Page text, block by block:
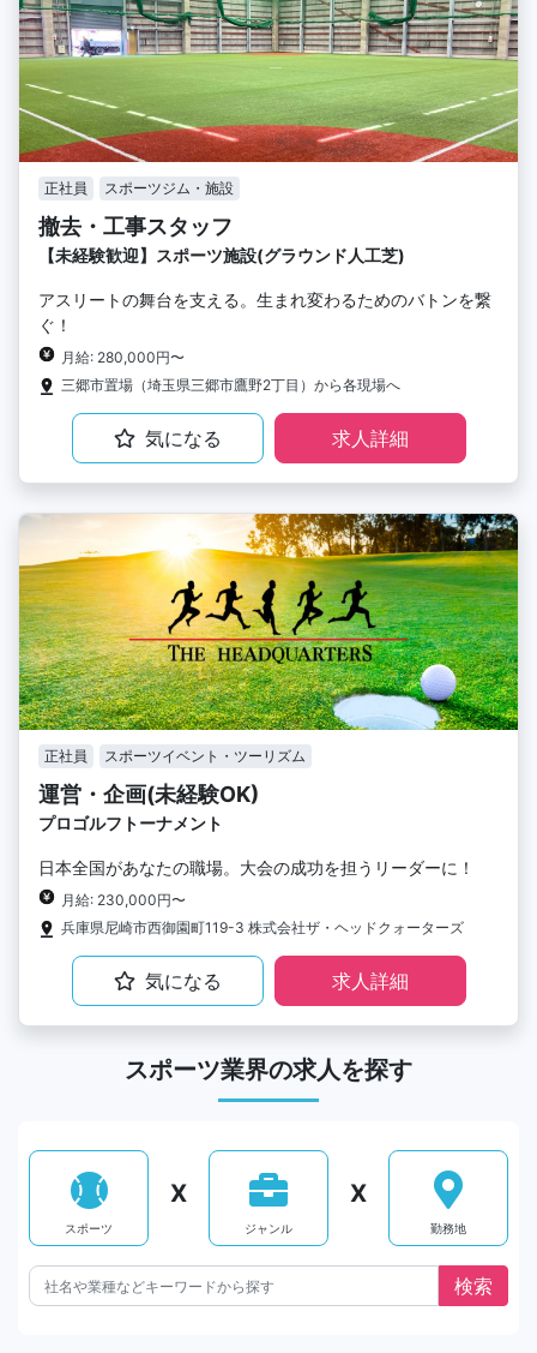
正社員 スポーツジム・施設
撤去・工事スタッフ
【未経験歓迎】スポーツ施設(グラウンド人工芝)
アスリートの舞台を支える。生まれ変わるためのバトンを繋
ぐ！
月給: 280,000円〜
三郷市置場（埼玉県三郷市鷹野2丁目）から各現場へ
気になる 求人詳細
正社員 スポーツイベント・ツーリズム
運営・企画(未経験OK)
プロゴルフトーナメント
日本全国があなたの職場。大会の成功を担うリーダーに！
月給: 230,000円〜
兵庫県尼崎市西御園町119-3 株式会社ザ・ヘッドクォーターズ
気になる 求人詳細
スポーツ業界の求人を探す
スポーツ
X
ジャンル
X
勤務地